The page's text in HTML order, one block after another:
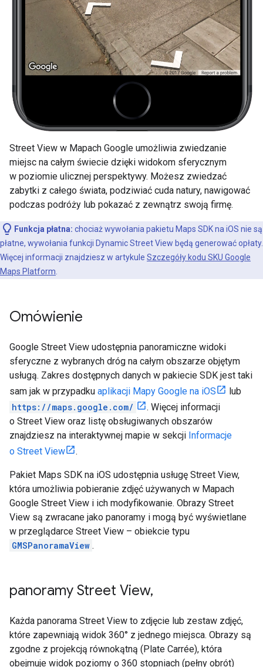
Street View w Mapach Google umożliwia zwiedzanie
miejsc na całym świecie dzięki widokom sferycznym
w poziomie ulicznej perspektywy. Możesz zwiedzać
zabytki z całego świata, podziwiać cuda natury, nawigować
podczas podróży lub pokazać z zewnątrz swoją firmę.
Funkcja płatna: chociaż wywołania pakietu Maps SDK na iOS nie są
płatne, wywołania funkcji Dynamic Street View będą generować opłaty.
Więcej informacji znajdziesz w artykule Szczegóły kodu SKU Google
Maps Platform.
Omówienie
Google Street View udostępnia panoramiczne widoki
sferyczne z wybranych dróg na całym obszarze objętym
usługą. Zakres dostępnych danych w pakiecie SDK jest taki
sam jak w przypadku aplikacji Mapy Google na iOS
lub
https://maps.google.com/
. Więcej informacji
o Street View oraz listę obsługiwanych obszarów
znajdziesz na interaktywnej mapie w sekcji Informacje
o Street View
.
Pakiet Maps SDK na iOS udostępnia usługę Street View,
która umożliwia pobieranie zdjęć używanych w Mapach
Google Street View i ich modyfikowanie. Obrazy Street
View są zwracane jako panoramy i mogą być wyświetlane
w przeglądarce Street View – obiekcie typu
GMSPanoramaView .
panoramy Street View,
Każda panorama Street View to zdjęcie lub zestaw zdjęć,
które zapewniają widok 360° z jednego miejsca. Obrazy są
zgodne z projekcją równokątną (Plate Carrée), która
obejmuje widok poziomy o 360 stopniach (pełny obrót)